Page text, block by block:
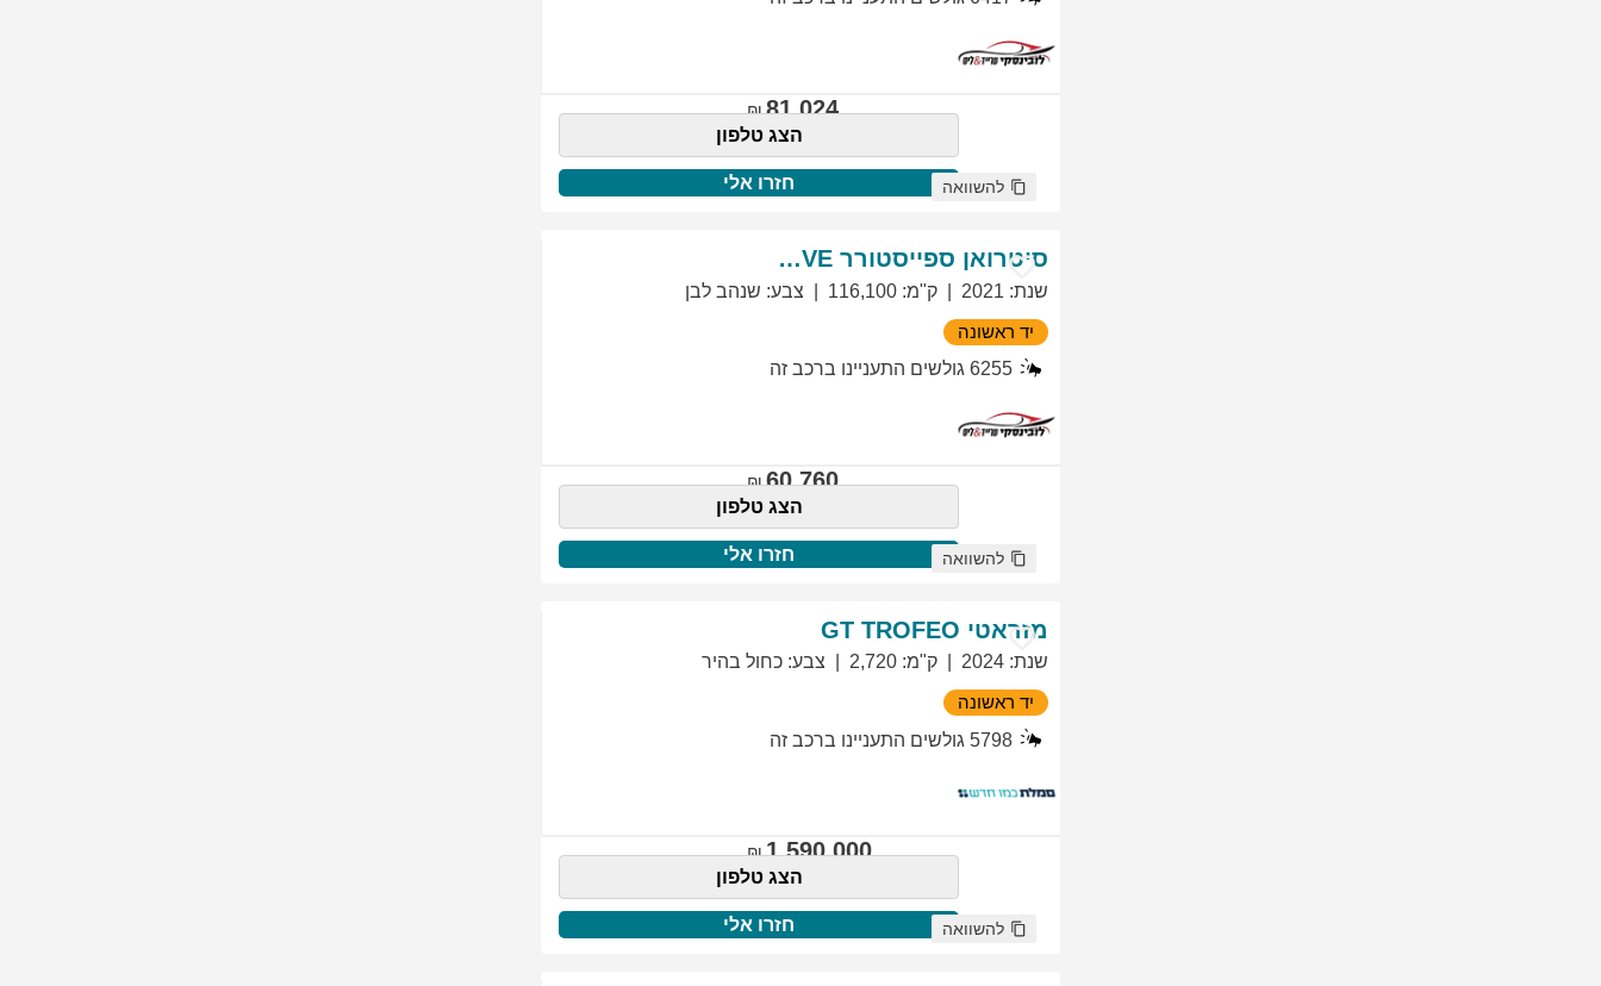
81,024
הצג טלפון
חזרו אלי להשוואה
סיטרואן ספייסטורר EXCLUSIVE
שנת:
2021 ק"מ:
116,100 צבע: שנהב לבן
יד ראשונה
6255 גולשים התעניינו ברכב זה
60,760
הצג טלפון
חזרו אלי להשוואה
מזראטי GT TROFEO
שנת:
2024 ק"מ:
2,720 צבע: כחול בהיר
יד ראשונה
5798 גולשים התעניינו ברכב זה
1,590,000
הצג טלפון
חזרו אלי להשוואה